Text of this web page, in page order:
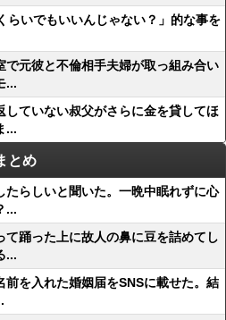
らいでもいいんじゃない？」的な事を
元彼と不倫相手夫婦が取っ組み合い
...
ていない叔父がさらに金を貸してほ
...
とめ
らしいと聞いた。一晩中眠れずに心
...
踊った上に故人の鼻に豆を詰めてし
...
を入れた婚姻届をSNSに載せた。結